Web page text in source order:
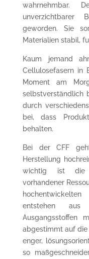
unverzichtbarer
geworden. Sie
Materialien stabil,
Kaum jemand
Cellulosefasern in
Moment am
selbstverständlich
durch
bei, dass
behalten.
Bei der CFF
Herstellung
wichtig ist die
vorhandener
entstehen aus
Ausgangsstoffen
abgestimmt auf die
enger,
so